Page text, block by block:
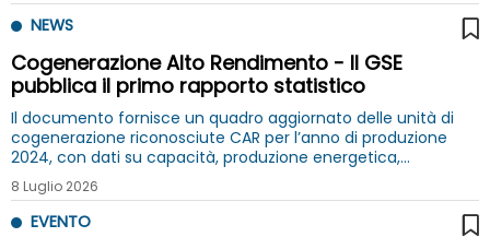
NEWS
Cogenerazione Alto Rendimento - Il GSE
pubblica il primo rapporto statistico
Il documento fornisce un quadro aggiornato delle unità di
cogenerazione riconosciute CAR per l’anno di produzione
2024, con dati su capacità, produzione energetica,
combustibili e rendimenti
8 Luglio 2026
EVENTO